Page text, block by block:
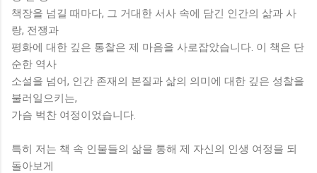
책장을 넘길 때마다, 그 거대한 서사 속에 담긴 인간의 삶과 사
랑, 전쟁과
평화에 대한 깊은 통찰은 제 마음을 사로잡았습니다. 이 책은 단
순한 역사
소설을 넘어, 인간 존재의 본질과 삶의 의미에 대한 깊은 성찰을
불러일으키는,
가슴 벅찬 여정이었습니다.
특히 저는 책 속 인물들의 삶을 통해 제 자신의 인생 여정을 되
돌아보게